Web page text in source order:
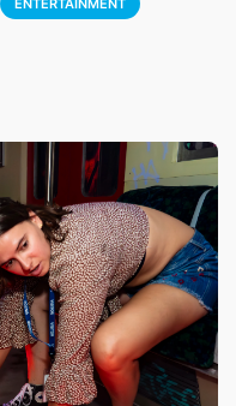
ENTERTAINMENT